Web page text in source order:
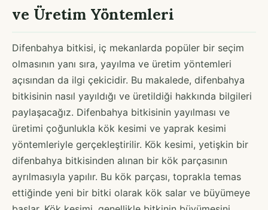
ve Üretim Yöntemleri
Difenbahya bitkisi, iç mekanlarda popüler bir seçim
olmasının yanı sıra, yayılma ve üretim yöntemleri
açısından da ilgi çekicidir. Bu makalede, difenbahya
bitkisinin nasıl yayıldığı ve üretildiği hakkında bilgileri
paylaşacağız. Difenbahya bitkisinin yayılması ve
üretimi çoğunlukla kök kesimi ve yaprak kesimi
yöntemleriyle gerçekleştirilir. Kök kesimi, yetişkin bir
difenbahya bitkisinden alınan bir kök parçasının
ayrılmasıyla yapılır. Bu kök parçası, toprakla temas
ettiğinde yeni bir bitki olarak kök salar ve büyümeye